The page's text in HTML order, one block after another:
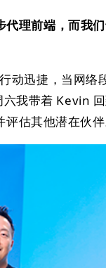
理前端，而我
动迅捷，当网络
我带着 Kevin
估其他潜在伙伴